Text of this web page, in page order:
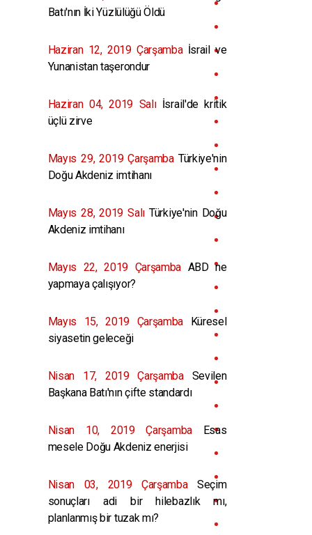
Batı'nın İki Yüzlülüğü Öldü
Haziran 12, 2019 Çarşambaİsrail ve
Yunanistan taşerondur
Haziran 04, 2019 Salıİsrail'de kritik
üçlü zirve
Mayıs 29, 2019 ÇarşambaTürkiye'nin
Doğu Akdeniz imtihanı
Mayıs 28, 2019 SalıTürkiye'nin Doğu
Akdeniz imtihanı
Mayıs 22, 2019 ÇarşambaABD ne
yapmaya çalışıyor?
Mayıs 15, 2019 Çarşamba Küresel
siyasetin geleceği
Nisan 17, 2019 ÇarşambaSevilen
Başkana Batı'nın çifte standardı
Nisan 10, 2019 ÇarşambaEsas
mesele Doğu Akdeniz enerjisi
Nisan 03, 2019 ÇarşambaSeçim
sonuçları adi bir hilebazlık mı,
planlanmış bir tuzak mı?